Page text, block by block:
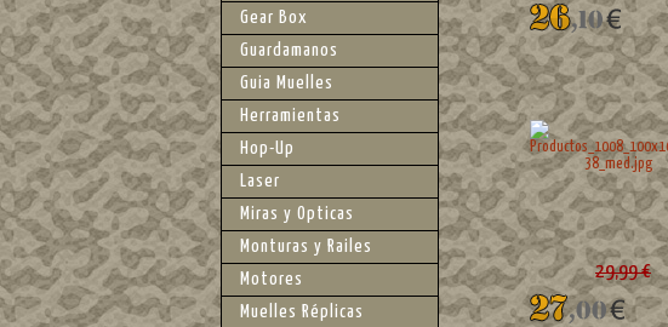
29,99 €
Gear Box
Guardamanos
Guia Muelles
Herramientas
Hop-Up
Laser
Miras y Opticas
Monturas y Railes
Motores
Muelles Réplicas